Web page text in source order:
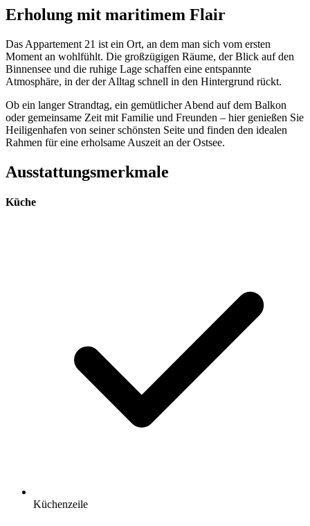
Erholung mit maritimem Flair
Das Appartement 21 ist ein Ort, an dem man sich vom ersten
Moment an wohlfühlt. Die großzügigen Räume, der Blick auf den
Binnensee und die ruhige Lage schaffen eine entspannte
Atmosphäre, in der der Alltag schnell in den Hintergrund rückt.
Ob ein langer Strandtag, ein gemütlicher Abend auf dem Balkon
oder gemeinsame Zeit mit Familie und Freunden – hier genießen Sie
Heiligenhafen von seiner schönsten Seite und finden den idealen
Rahmen für eine erholsame Auszeit an der Ostsee.
Ausstattungsmerkmale
Küche
Küchenzeile